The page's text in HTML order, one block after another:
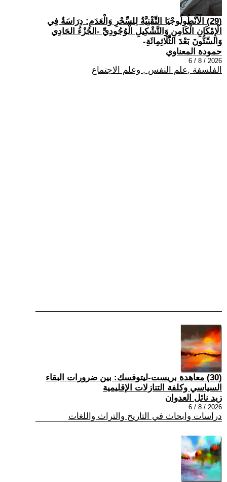
(29) الْأَنْطُولُوجْيَا التِّقْنِيَّةُ لِلسِّحْرِ وَالْعَدَمِ: دِرَاسَةٌ فِي
الْإِمْكَانِ الْكَامِنِ وَالتَّشْكِيلِ الْوُجُودِيِّ -الجُزْءُ الحَادِي
وَالسِّتُّونَ بَعْدَ الثَّلَاثِمِائَةِ-
حمودة المعناوي
2026 / 8 / 6
الفلسفة ,علم النفس , وعلم الاجتماع
(30) معاهدة بريست-ليتوفسك: بين ضرورات البقاء
السياسي وكلفة التنازلات الإقليمية
زيد نائل العدوان
2026 / 8 / 6
دراسات وابحاث في التاريخ والتراث واللغات